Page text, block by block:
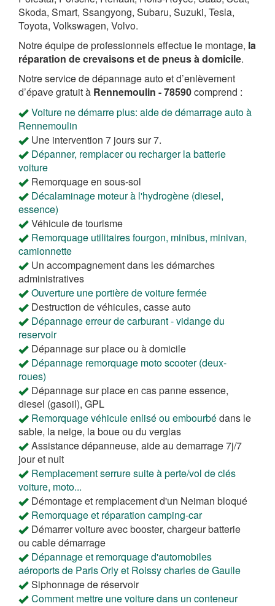
Skoda, Smart, Ssangyong, Subaru, Suzuki, Tesla,
Toyota, Volkswagen, Volvo.
Notre équipe de professionnels effectue le montage, la
réparation de crevaisons et de pneus à domicile.
Notre service de dépannage auto et d’enlèvement
d’épave gratuit à Rennemoulin - 78590comprend :
Voiture ne démarre plus: aide de démarrage auto à
Rennemoulin
Une intervention 7 jours sur 7.
Dépanner, remplacer ou recharger la batterie
voiture
Remorquage en sous-sol
Décalaminage moteur à l'hydrogène (diesel,
essence)
Véhicule de tourisme
Remorquage utilitaires fourgon, minibus, minivan,
camionnette
Un accompagnement dans les démarches
administratives
Ouverture une portière de voiture fermée
Destruction de véhicules, casse auto
Dépannage erreur de carburant - vidange du
reservoir
Dépannage sur place ou à domicile
Dépannage remorquage moto scooter (deux-
roues)
Dépannage sur place en cas panne essence,
diesel (gasoil), GPL
Remorquage véhicule enlisé ou embourbédans le
sable, la neige, la boue ou du verglas
Assistance dépanneuse, aide au demarrage 7j/7
jour et nuit
Remplacement serrure suite à perte/vol de clés
voiture, moto...
Démontage et remplacement d'un Neiman bloqué
Remorquage et réparation camping-car
Démarrer voiture avec booster, chargeur batterie
ou cable démarrage
Dépannage et remorquage d'automobiles
aéroports de Paris Orly et Roissy charles de Gaulle
Siphonnage de réservoir
Comment mettre une voiture dans un conteneur